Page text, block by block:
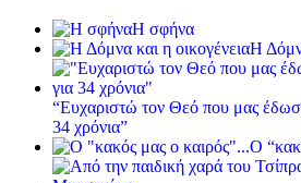
Η σφήνα
Η
“Ευχαριστώ τον Θεό που μας
34 χρόνια”
Ο